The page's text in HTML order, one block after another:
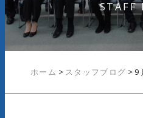
STAFF
ホーム > スタッフブログ >9